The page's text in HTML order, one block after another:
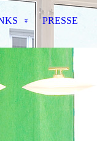
PRESSE